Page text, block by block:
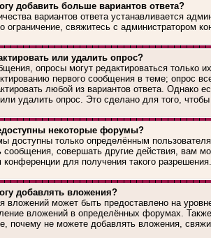
добавить больше вариантов ответа?
вариантов ответа устанавливается
свяжитесь с администратором
или удалить опрос?
опросы могут редактироваться только
первого сообщения в теме; опрос
любой из вариантов ответа. Однако
удалить опрос. Это сделано для того,
некоторые форумы?
доступны только определённым
сообщения, совершать другие действия, вам
конференции для получения такого разрешения.
добавлять вложения?
вложений может быть предоставлено на
вложений в определённых форумах.
почему не можете добавлять вложения,